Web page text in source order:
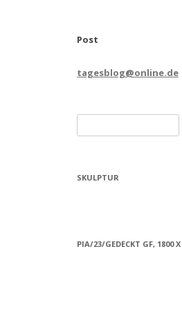
Post
tagesblog@online.de
nach:
SKULPTUR
PIA/23/GEDECKT GF, 1800